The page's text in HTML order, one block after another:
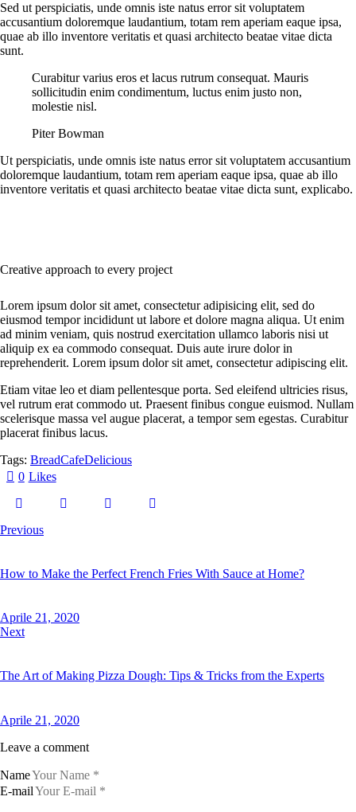
Sed ut perspiciatis, unde omnis iste natus error sit voluptatem
accusantium doloremque laudantium, totam rem aperiam eaque ipsa,
quae ab illo inventore veritatis et quasi architecto beatae vitae dicta
sunt.
Curabitur varius eros et lacus rutrum consequat. Mauris
sollicitudin enim condimentum, luctus enim justo non,
molestie nisl.
Piter Bowman
Ut perspiciatis, unde omnis iste natus error sit voluptatem accusantium
doloremque laudantium, totam rem aperiam eaque ipsa, quae ab illo
inventore veritatis et quasi architecto beatae vitae dicta sunt, explicabo.
Creative approach to every project
Lorem ipsum dolor sit amet, consectetur adipisicing elit, sed do
eiusmod tempor incididunt ut labore et dolore magna aliqua. Ut enim
ad minim veniam, quis nostrud exercitation ullamco laboris nisi ut
aliquip ex ea commodo consequat. Duis aute irure dolor in
reprehenderit. Lorem ipsum dolor sit amet, consectetur adipiscing elit.
Etiam vitae leo et diam pellentesque porta. Sed eleifend ultricies risus,
vel rutrum erat commodo ut. Praesent finibus congue euismod. Nullam
scelerisque massa vel augue placerat, a tempor sem egestas. Curabitur
placerat finibus lacus.
Tags: BreadCafeDelicious
0 Likes
Previous
How to Make the Perfect French Fries With Sauce at Home?
Aprile 21, 2020
Next
The Art of Making Pizza Dough: Tips & Tricks from the Experts
Aprile 21, 2020
Leave a comment
Name
E-mail